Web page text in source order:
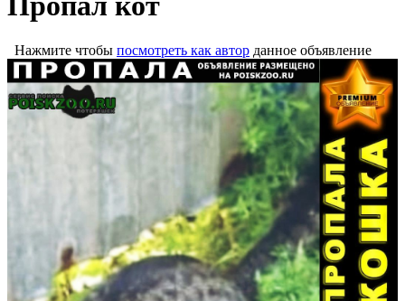
Нажмите чтобы посмотреть как автор данное объявление